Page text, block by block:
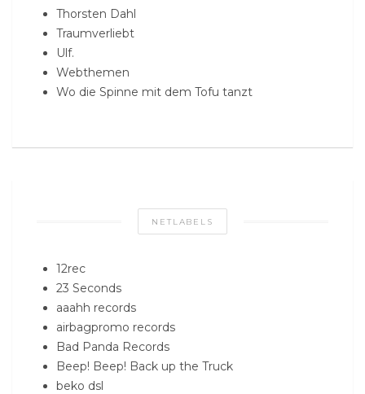
Thorsten Dahl
Traumverliebt
Ulf.
Webthemen
Wo die Spinne mit dem Tofu tanzt
NETLABELS
12rec
23 Seconds
aaahh records
airbagpromo records
Bad Panda Records
Beep! Beep! Back up the Truck
beko dsl